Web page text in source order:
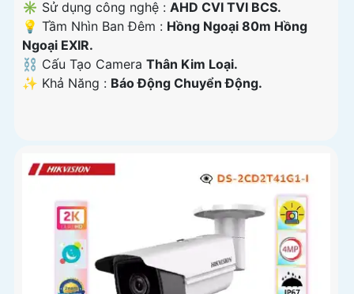
✳️ Sử dụng công nghệ : AHD CVI TVI BCS.
💡 Tầm Nhìn Ban Đêm : Hồng Ngoại 80m Hồng
Ngoại EXIR.
⛓ Cấu Tạo Camera Thân Kim Loại.
️✨ Khả Năng : Báo Động Chuyển Động.